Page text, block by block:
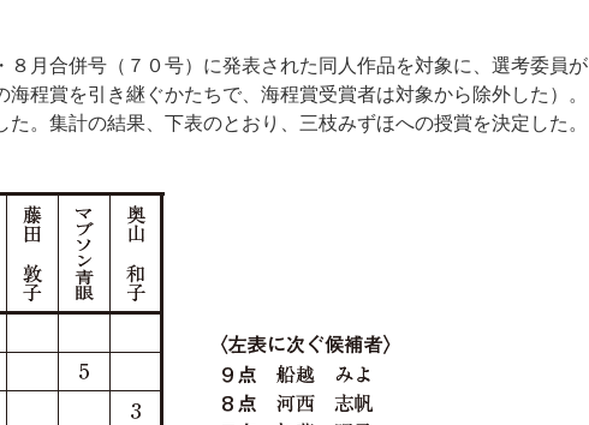
月合併号（７０号）に発表された同人作品を対象に、選考委員が
程賞を引き継ぐかたちで、海程賞受賞者は対象から除外した）。
。集計の結果、下表のとおり、三枝みずほへの授賞を決定した。